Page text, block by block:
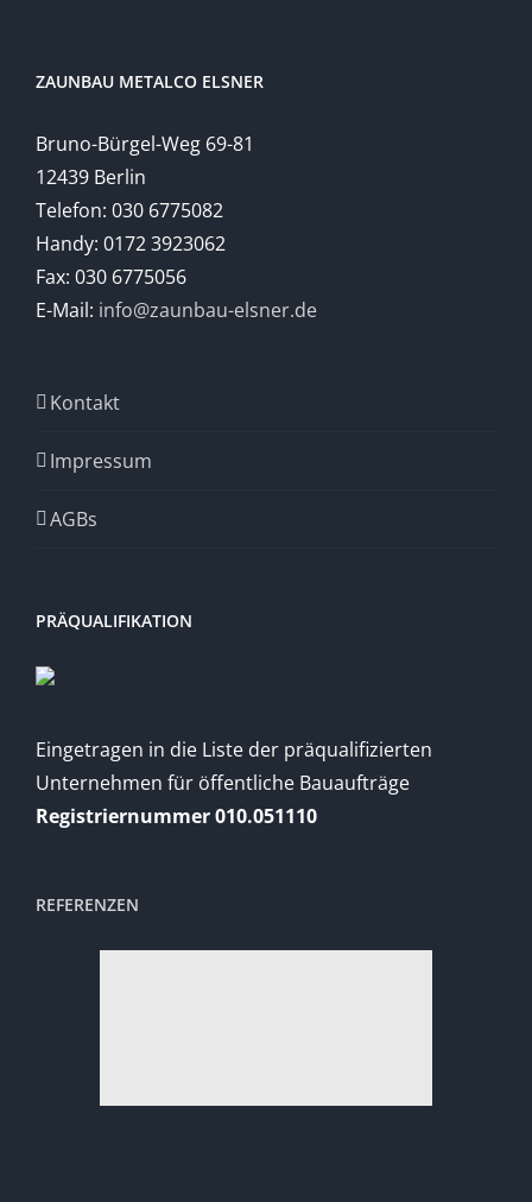
ZAUNBAU METALCO ELSNER
Bruno-Bürgel-Weg 69-81
12439 Berlin
Telefon: 030 6775082
Handy: 0172 3923062
Fax: 030 6775056
E-Mail: info@zaunbau-elsner.de
Kontakt
Impressum
AGBs
PRÄQUALIFIKATION
Eingetragen in die Liste der präqualifizierten
Unternehmen für öffentliche Bauaufträge
Registriernummer 010.051110
REFERENZEN